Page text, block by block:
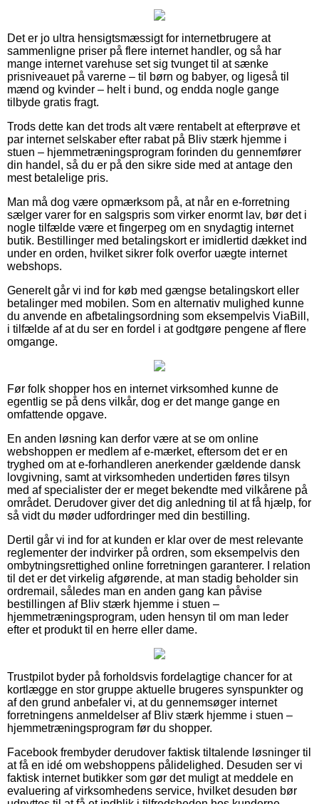
Det er jo ultra hensigtsmæssigt for internetbrugere at
sammenligne priser på flere internet handler, og så har
mange internet varehuse set sig tvunget til at sænke
prisniveauet på varerne – til børn og babyer, og ligeså til
mænd og kvinder – helt i bund, og endda nogle gange
tilbyde gratis fragt.
Trods dette kan det trods alt være rentabelt at efterprøve et
par internet selskaber efter rabat på Bliv stærk hjemme i
stuen – hjemmetræningsprogram forinden du gennemfører
din handel, så du er på den sikre side med at antage den
mest betalelige pris.
Man må dog være opmærksom på, at når en e-forretning
sælger varer for en salgspris som virker enormt lav, bør det i
nogle tilfælde være et fingerpeg om en snydagtig internet
butik. Bestillinger med betalingskort er imidlertid dækket ind
under en orden, hvilket sikrer folk overfor uægte internet
webshops.
Generelt går vi ind for køb med gængse betalingskort eller
betalinger med mobilen. Som en alternativ mulighed kunne
du anvende en afbetalingsordning som eksempelvis ViaBill,
i tilfælde af at du ser en fordel i at godtgøre pengene af flere
omgange.
Før folk shopper hos en internet virksomhed kunne de
egentlig se på dens vilkår, dog er det mange gange en
omfattende opgave.
En anden løsning kan derfor være at se om online
webshoppen er medlem af e-mærket, eftersom det er en
tryghed om at e-forhandleren anerkender gældende dansk
lovgivning, samt at virksomheden undertiden føres tilsyn
med af specialister der er meget bekendte med vilkårene på
området. Derudover giver det dig anledning til at få hjælp, for
så vidt du møder udfordringer med din bestilling.
Dertil går vi ind for at kunden er klar over de mest relevante
reglementer der indvirker på ordren, som eksempelvis den
ombytningsrettighed online forretningen garanterer. I relation
til det er det virkelig afgørende, at man stadig beholder sin
ordremail, således man en anden gang kan påvise
bestillingen af Bliv stærk hjemme i stuen –
hjemmetræningsprogram, uden hensyn til om man leder
efter et produkt til en herre eller dame.
Trustpilot byder på forholdsvis fordelagtige chancer for at
kortlægge en stor gruppe aktuelle brugeres synspunkter og
af den grund anbefaler vi, at du gennemsøger internet
forretningens anmeldelser af Bliv stærk hjemme i stuen –
hjemmetræningsprogram før du shopper.
Facebook frembyder derudover faktisk tiltalende løsninger til
at få en idé om webshoppens pålidelighed. Desuden ser vi
faktisk internet butikker som gør det muligt at meddele en
evaluering af virksomhedens service, hvilket desuden bør